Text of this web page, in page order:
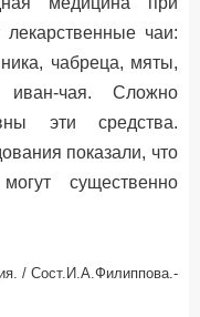
чаи:
чабреца, мяты,
иван-чая. Сложно
эти средства.
показали, что
существенно
/ Сост.И.А.Филиппова.-